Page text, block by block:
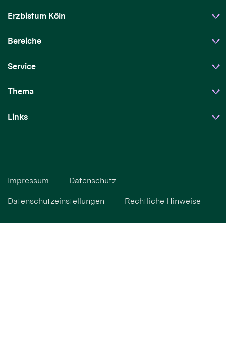
Erzbistum Köln
Bereiche
Service
Thema
Links
Impressum Datenschutz
Datenschutzeinstellungen Rechtliche Hinweise